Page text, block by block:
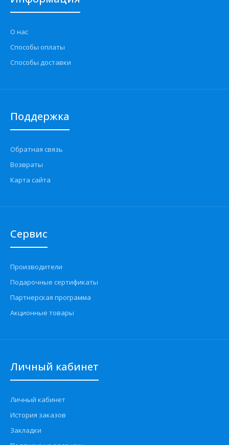
О нас
Способы оплаты
Способы доставки
Поддержка
Обратная связь
Возвраты
Карта сайта
Сервис
Производители
Подарочные сертификаты
Партнерская программа
Акционные товары
Личный кабинет
Личный кабинет
История заказов
Закладки